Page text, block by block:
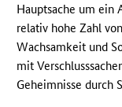
Hauptsache um ein
relativ hohe Zahl
Wachsamkeit und
mit
Geheimnisse durch